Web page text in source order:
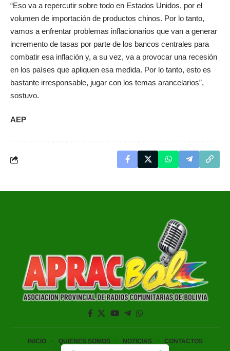
“Eso va a repercutir sobre todo en Estados Unidos, por el
volumen de importación de productos chinos. Por lo tanto,
vamos a enfrentar problemas inflacionarios que van a generar
incremento de tasas por parte de los bancos centrales para
combatir esa inflación y, a su vez, va a provocar una recesión
en los países que apliquen esa medida. Por lo tanto, esto es
bastante irresponsable, jugar con los temas arancelarios”,
sostuvo.
AEP
INICIO QUIENES SOMOS NOTICIAS CONTACTOS